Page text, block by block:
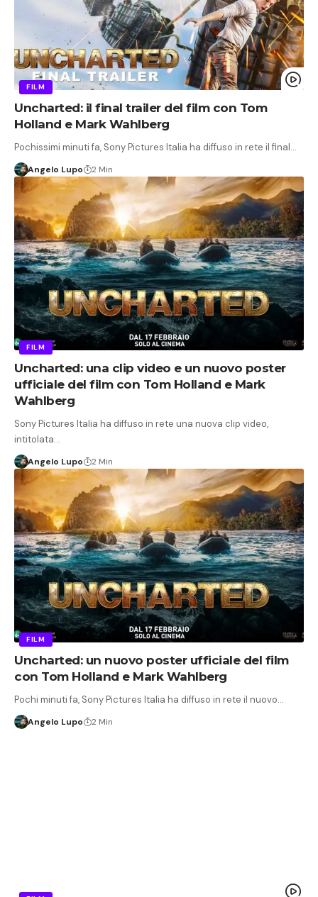
FILM
Uncharted: il final trailer del film con Tom
Holland e Mark Wahlberg
Pochissimi minuti fa, Sony Pictures Italia ha diffuso in rete il final…
Angelo Lupo 2 Min
FILM
Uncharted: una clip video e un nuovo poster
ufficiale del film con Tom Holland e Mark
Wahlberg
Sony Pictures Italia ha diffuso in rete una nuova clip video,
intitolata…
Angelo Lupo 2 Min
FILM
Uncharted: un nuovo poster ufficiale del film
con Tom Holland e Mark Wahlberg
Pochi minuti fa, Sony Pictures Italia ha diffuso in rete il nuovo…
Angelo Lupo 2 Min